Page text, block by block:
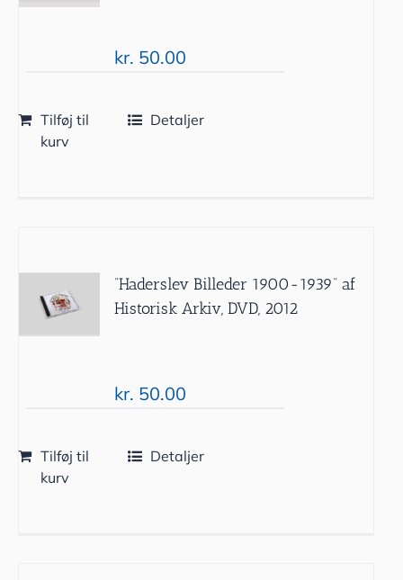
kr. 50.00
Tilføj til
kurv
Detaljer
”Haderslev Billeder 1900-1939” af
Historisk Arkiv, DVD, 2012
kr. 50.00
Tilføj til
kurv
Detaljer